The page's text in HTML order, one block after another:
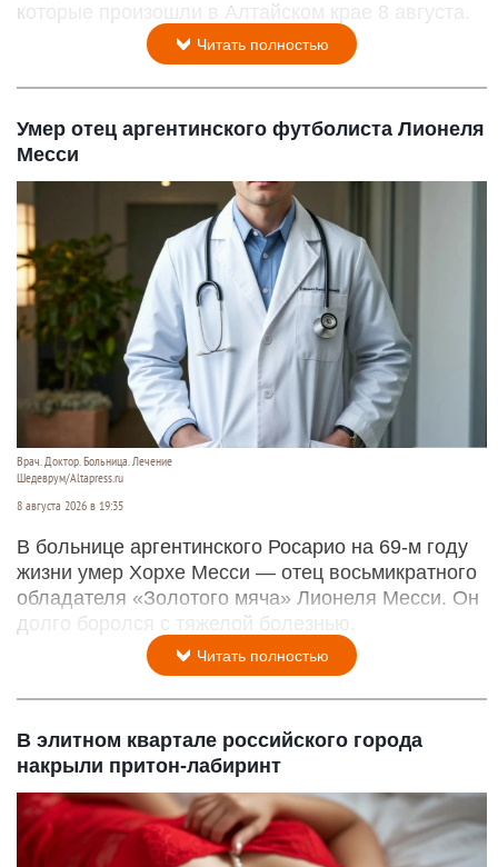
которые произошли в Алтайском крае 8 августа.
Читать полностью
Умер отец аргентинского футболиста Лионеля
Месси
Врач. Доктор. Больница. Лечение
Шедеврум/Altapress.ru
8 августа 2026 в 19:35
В больнице аргентинского Росарио на 69-м году
жизни умер Хорхе Месси — отец восьмикратного
обладателя «Золотого мяча» Лионеля Месси. Он
долго боролся с тяжелой болезнью.
Читать полностью
В элитном квартале российского города
накрыли притон-лабиринт